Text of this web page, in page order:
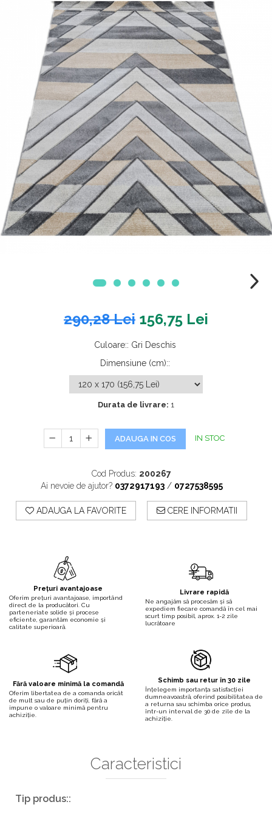
290,28 Lei 156,75 Lei
Culoare:: Gri Deschis
Dimensiune (cm)::
Durata de livrare: 1
ADAUGA IN COS IN STOC
Cod Produs: 200267
Ai nevoie de ajutor? 0372917193 / 0727538595
ADAUGA LA FAVORITE CERE INFORMATII
Prețuri avantajoase
Oferim prețuri avantajoase, importând
direct de la producători. Cu
parteneriate solide și procese
eficiente, garantăm economie și
calitate superioară.
Livrare rapidă
Ne angajăm să procesăm și să
expediem fiecare comandă în cel mai
scurt timp posibil, aprox. 1-2 zile
lucrătoare
Fără valoare minimă la comandă
Oferim libertatea de a comanda oricât
de mult sau de puțin doriți, fără a
impune o valoare minimă pentru
achiziție.
Schimb sau retur în 30 zile
Înțelegem importanța satisfacției
dumneavoastră, oferind posibilitatea de
a returna sau schimba orice produs,
într-un interval de 30 de zile de la
achiziție.
Caracteristici
Tip produs::